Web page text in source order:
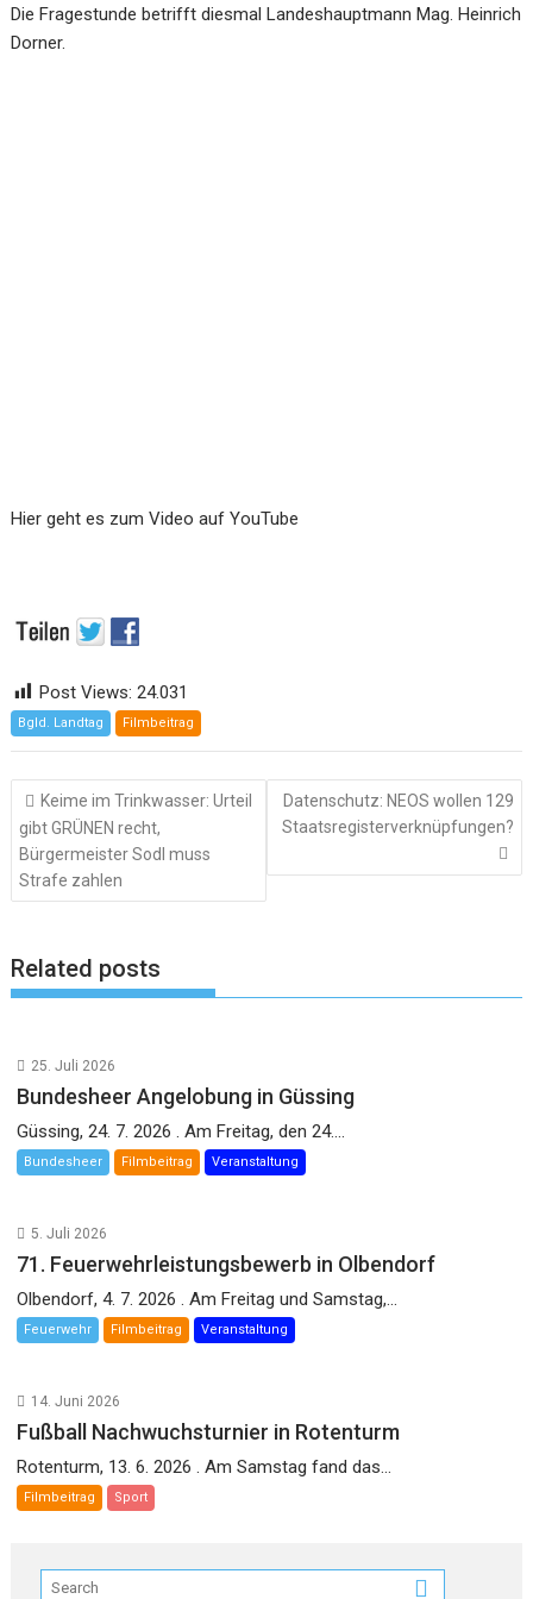
Die Fragestunde betrifft diesmal Landeshauptmann Mag. Heinrich
Dorner.
Hier geht es zum Video auf YouTube
Post Views: 24.031
Bgld. Landtag Filmbeitrag
Beitragsnavigation
Keime im Trinkwasser: Urteil
gibt GRÜNEN recht,
Bürgermeister Sodl muss
Strafe zahlen
Datenschutz: NEOS wollen 129
Staatsregisterverknüpfungen?
Related posts
25. Juli 2026
Bundesheer Angelobung in Güssing
Güssing, 24. 7. 2026 . Am Freitag, den 24....
Bundesheer Filmbeitrag Veranstaltung
5. Juli 2026
71. Feuerwehrleistungsbewerb in Olbendorf
Olbendorf, 4. 7. 2026 . Am Freitag und Samstag,...
Feuerwehr Filmbeitrag Veranstaltung
14. Juni 2026
Fußball Nachwuchsturnier in Rotenturm
Rotenturm, 13. 6. 2026 . Am Samstag fand das...
Filmbeitrag Sport